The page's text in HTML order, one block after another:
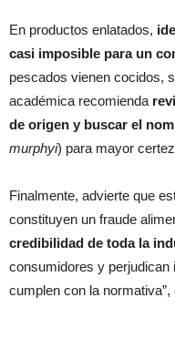
En productos enlatados,
casi imposible para un
pescados vienen cocidos,
académica recomienda
de origen y buscar el
murphyi) para mayor
Finalmente, advierte que
constituyen un fraude
credibilidad de toda la
consumidores y
cumplen con la normativa”,